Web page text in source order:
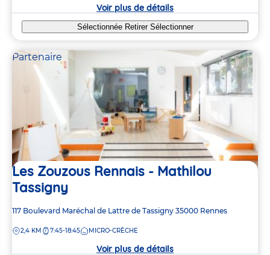
Voir plus de détails
Sélectionnée Retirer Sélectionner
Partenaire
Les Zouzous Rennais - Mathilou
Tassigny
Adresse
la
117 Boulevard Maréchal de Lattre de Tassigny 35000 Rennes
DISTANCE
2,4 KM 7:45-18:45 MICRO-CRÈCHE
Voir plus de détails